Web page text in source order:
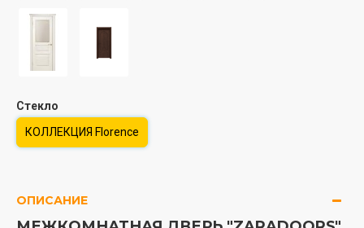
Стекло
КОЛЛЕКЦИЯ Florence
ОПИСАНИЕ